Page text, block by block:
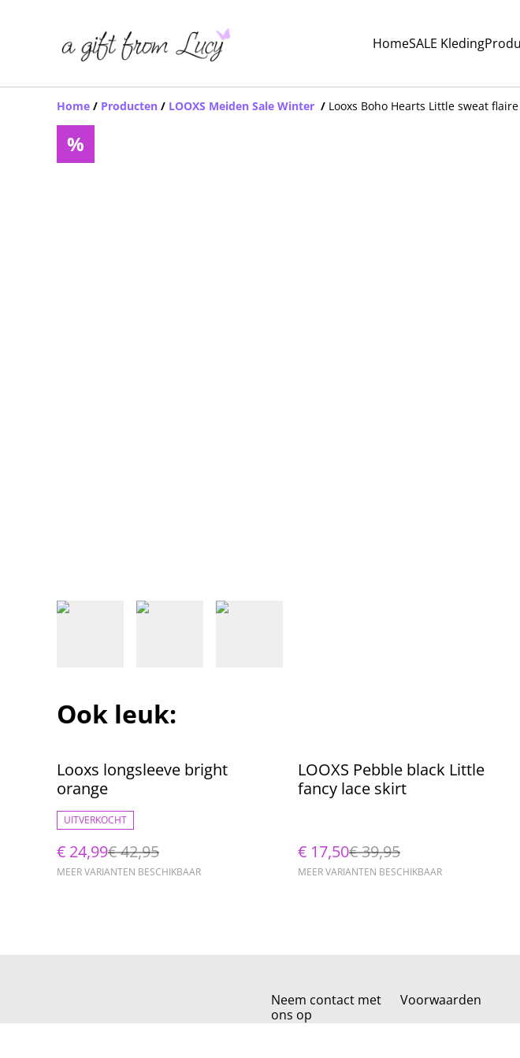
HomeSALE Kleding
Home / Producten / LOOXS Meiden Sale Winter / Looxs Boho Hearts Little sweat
%
Ook leuk:
%
Looxs longsleeve bright
orange
UITVERKOCHT
€ 24,99€ 42,95
MEER VARIANTEN BESCHIKBAAR
%
LOOXS Pebble black Little
fancy lace skirt
€ 17,50€ 39,95
MEER VARIANTEN BESCHIKBAAR
Neem contact met
ons op
Voorwaarden